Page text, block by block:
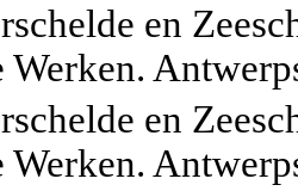
en
Werken.
en
Werken.